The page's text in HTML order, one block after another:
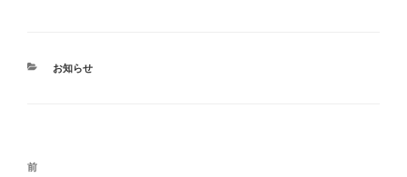
カ
お知らせ
投
前
前